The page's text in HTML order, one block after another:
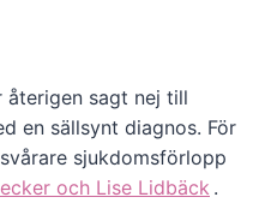
återigen sagt nej till
en sällsynt diagnos. För
sjukdomsförlopp
och Lise Lidbäck .